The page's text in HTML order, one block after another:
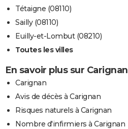
Tétaigne (08110)
Sailly (08110)
Euilly-et-Lombut (08210)
Toutes les villes
En savoir plus sur Carignan
Carignan
Avis de décès à Carignan
Risques naturels à Carignan
Nombre d'infirmiers à Carignan